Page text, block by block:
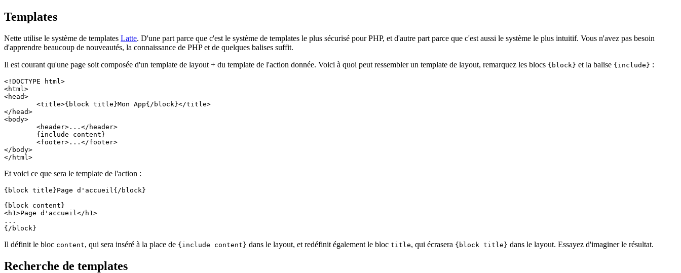
Templates
Nette utilise le système de templates Latte. D'une part parce que c'est le système de templates le plus sécurisé pour PHP, et d'autre part parce que c'est aussi le système le plus intuitif. Vous n'avez pas besoin
d'apprendre beaucoup de nouveautés, la connaissance de PHP et de quelques balises suffit.
Il est courant qu'une page soit composée d'un template de layout + du template de l'action donnée. Voici à quoi peut ressembler un template de layout, remarquez les blocs {block} et la balise {include} :
<!DOCTYPE html>
<html>
<head>
</head>
<body>
</body>
Et voici ce que sera le template de l'action :
{block title}Page d'accueil{/block}
{block content}
<h1>Page d'accueil</h1>
...
Il définit le bloc content, qui sera inséré à la place de {include content} dans le layout, et redéfinit également le bloc title, qui écrasera {block title} dans le layout. Essayez d'imaginer le résultat.
Recherche de templates